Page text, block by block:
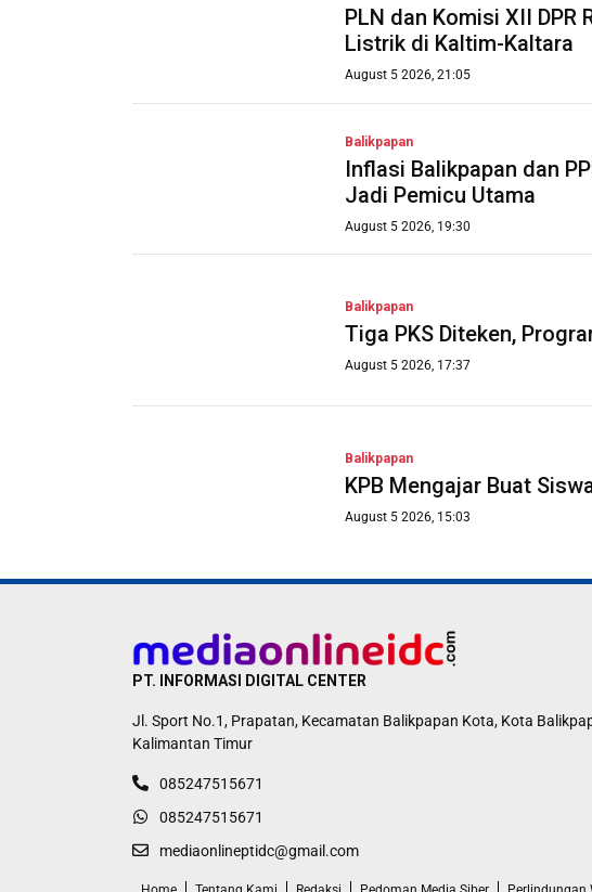
PLN dan Komisi XII DPR
Listrik di Kaltim-Kaltara
August 5 2026, 21:05
Balikpapan
Inflasi Balikpapan dan
Jadi Pemicu Utama
August 5 2026, 19:30
Balikpapan
Tiga PKS Diteken,
August 5 2026, 17:37
Balikpapan
KPB Mengajar Buat
August 5 2026, 15:03
PT. INFORMASI DIGITAL CENTER
Jl. Sport No.1, Prapatan, Kecamatan Balikpapan Kota, Kota
Kalimantan Timur
085247515671
085247515671
mediaonlineptidc@gmail.com